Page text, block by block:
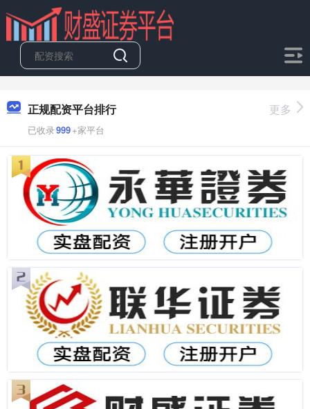
正规配资平台排行
已收录999+家平台
更多